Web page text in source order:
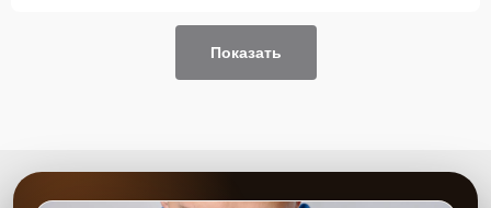
Показать